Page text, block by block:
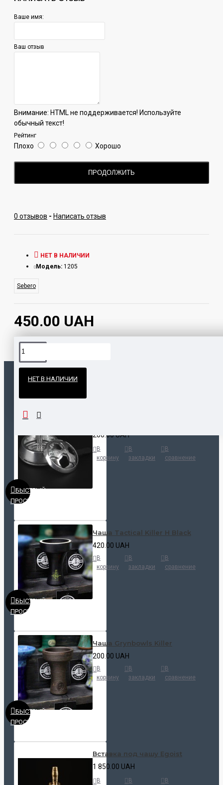
Ваше имя:
Ваш отзыв
Внимание: HTML не поддерживается! Используйте
обычный текст!
Рейтинг
Плохо Хорошо
ПРОДОЛЖИТЬ
0 отзывов - Написать отзыв
450.00 UAH
НЕТ В НАЛИЧИИ
Модель: 1205
Sebero
НЕТ В НАЛИЧИИ
ПОПУЛЯРНЫЕ ТОВАРЫ
БЫСТРЫЙ
ПРОСМОТР
200.00 UAH
В
корзину
В
закладки
В
сравнение
БЫСТРЫЙ
ПРОСМОТР
Чаша Tactical Killer H Black
420.00 UAH
В
корзину
В
закладки
В
сравнение
БЫСТРЫЙ
ПРОСМОТР
Чаша Grynbowls Killer
200.00 UAH
В
корзину
В
закладки
В
сравнение
Вставка под чашу Egoist
1 850.00 UAH
В
В
В